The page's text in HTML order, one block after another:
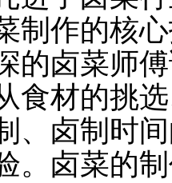
制作的核
的卤菜师
食材的挑
、卤制时
。卤菜的